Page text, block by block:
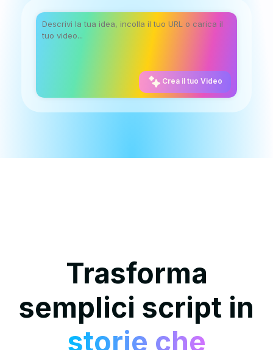
Crea il tuo Video
Trasforma
semplici script in
storie che